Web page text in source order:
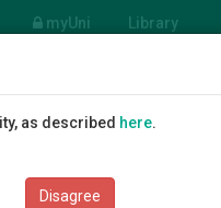
myUni Library
Education Research
as described here.
Disagree